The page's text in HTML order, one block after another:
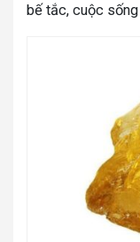
bế tắc, cuộc sống